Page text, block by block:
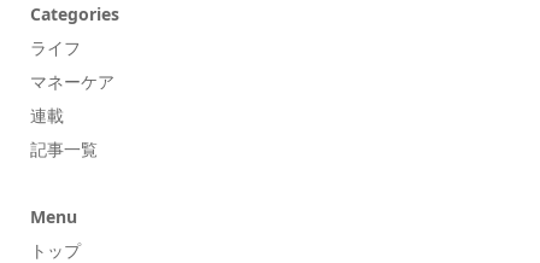
Categories
ライフ
マネーケア
連載
記事一覧
Menu
トップ